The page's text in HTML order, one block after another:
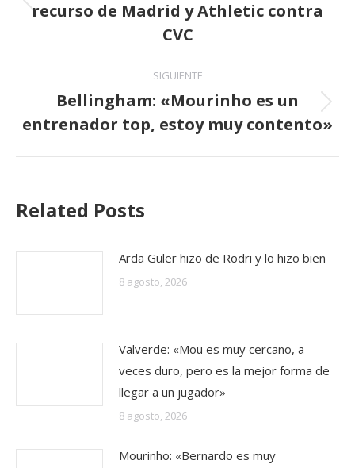
publicacionesPublicación
anterior:
recurso de Madrid y Athletic contra
CVC
SIGUIENTE
Publicación
siguiente:
Bellingham: «Mourinho es un
entrenador top, estoy muy contento»
Related Posts
Arda Güler hizo de Rodri y lo hizo bien
8 agosto, 2026
Valverde: «Mou es muy cercano, a
veces duro, pero es la mejor forma de
llegar a un jugador»
8 agosto, 2026
Mourinho: «Bernardo es muy